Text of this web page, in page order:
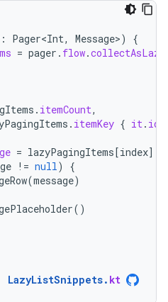
: Pager<Int, Message>)
{
= pager . flow.
. itemCount,
. itemKey { it . id
= lazyPagingItems[index]
!= null )
{
(message)
()
LazyListSnippets. kt